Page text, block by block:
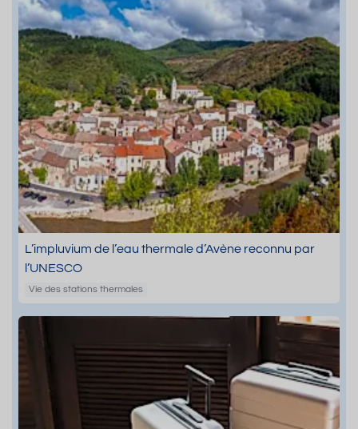
L’impluvium de l’eau thermale d’Avène reconnu par
l’UNESCO
Vie des stations thermales